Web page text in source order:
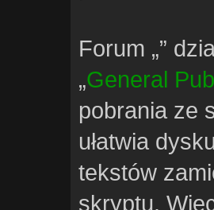
Forum „”
„General
pobrania ze
ułatwia
tekstów
skryptu.